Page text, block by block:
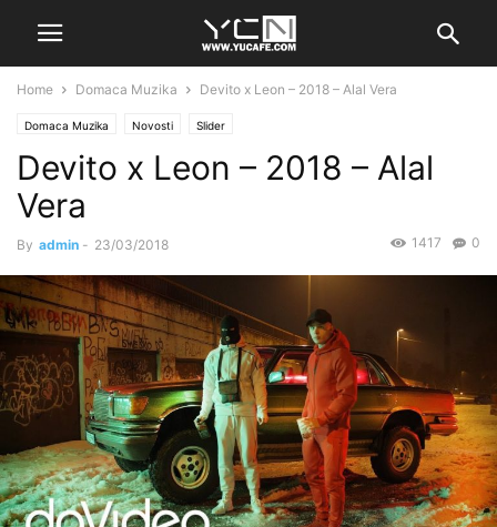
Home Domaca Muzika Devito x Leon – 2018 – Alal Vera
Domaca Muzika Novosti Slider
Devito x Leon – 2018 – Alal
Vera
By admin - 23/03/2018 0
1417